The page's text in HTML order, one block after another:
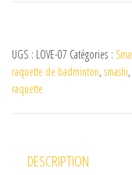
UGS : LOVE-07 Catégories :
raquette de badminton, smashi,
raquette
DESCRIPTION